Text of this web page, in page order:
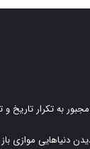
به تکرار تاریخ
دنیاهایی موازی